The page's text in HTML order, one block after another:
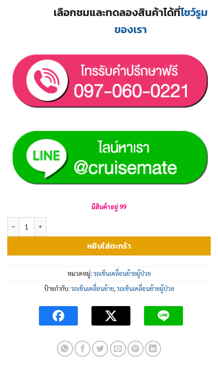
เลือกชมและทดลองสินค้าได้ที่โชว์รูม
ของเรา
มีสินค้าอยู่ 99
จำนวน รถเข็นเคลื่อนย้ายผู้ป่วยรุ่น EM-103Duo (Upgrade) ชิ้น
หยิบใส่ตะกร้า
หมวดหมู่:รถเข็นเคลื่อนย้ายผู้ป่วย
ป้ายกำกับ:รถเข็นเคลื่อนย้าย,รถเข็นเคลื่อนย้ายผู้ป่วย